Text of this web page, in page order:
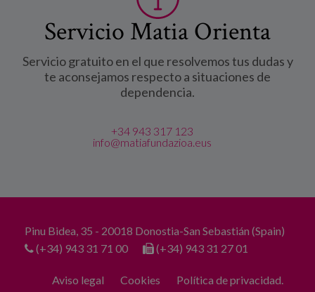
Servicio Matia Orienta
Servicio gratuito en el que resolvemos tus dudas y
te aconsejamos respecto a situaciones de
dependencia.
+34 943 317 123
info@matiafundazioa.eus
Pinu Bidea, 35 - 20018 Donostia-San Sebastián (Spain)
(+34) 943 31 71 00
(+34) 943 31 27 01
Aviso legal Cookies Política de privacidad.